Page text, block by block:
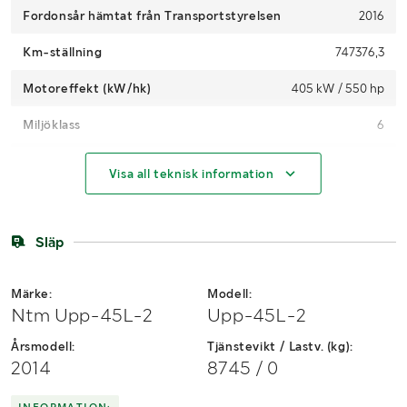
Fordonsår hämtat från Transportstyrelsen 2016
Km-ställning 747376,3
Motoreffekt (kW/hk) 405 kW / 550 hp
Miljöklass 6
Drivmedel
Hyttyp
Antal passagerare
Antal nycklar
Visa all teknisk information
Släp
Märke:
Ntm Upp-45L-2
Modell:
Upp-45L-2
Årsmodell:
2014
Tjänstevikt / Lastv. (kg):
8745 / 0